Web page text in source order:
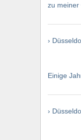
zu
›
Einige
›